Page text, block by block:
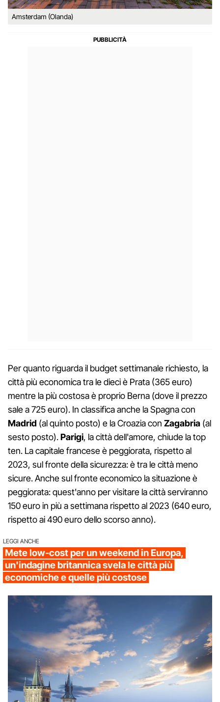
Amsterdam (Olanda)
Per quanto riguarda il budget settimanale richiesto, la
città più economica tra le dieci è Prata (365 euro)
mentre la più costosa è proprio Berna (dove il prezzo
sale a 725 euro). In classifica anche la Spagna con
Madrid (al quinto posto) e la Croazia con Zagabria (al
sesto posto).Parigi, la città dell'amore, chiude la top
ten. La capitale francese è peggiorata, rispetto al
2023, sul fronte della sicurezza: è tra le città meno
sicure. Anche sul fronte economico la situazione è
peggiorata: quest'anno per visitare la città serviranno
150 euro in più a settimana rispetto al 2023 (640 euro,
rispetto ai 490 euro dello scorso anno).
LEGGI ANCHE
Mete low-cost per un weekend in Europa,
un'indagine britannica svela le città più
economiche e quelle più costose